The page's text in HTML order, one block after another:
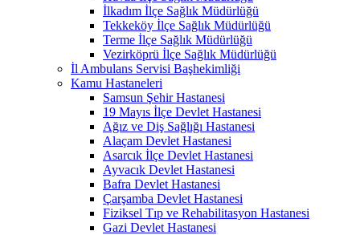
İlkadım İlçe Sağlık Müdürlüğü
Tekkeköy İlçe Sağlık Müdürlüğü
Terme İlçe Sağlık Müdürlüğü
Vezirköprü İlçe Sağlık Müdürlüğü
İl Ambulans Servisi Başhekimliği
Kamu Hastaneleri
Samsun Şehir Hastanesi
19 Mayıs İlçe Devlet Hastanesi
Ağız ve Diş Sağlığı Hastanesi
Alaçam Devlet Hastanesi
Asarcık İlçe Devlet Hastanesi
Ayvacık Devlet Hastanesi
Bafra Devlet Hastanesi
Çarşamba Devlet Hastanesi
Fiziksel Tıp ve Rehabilitasyon Hastanesi
Gazi Devlet Hastanesi